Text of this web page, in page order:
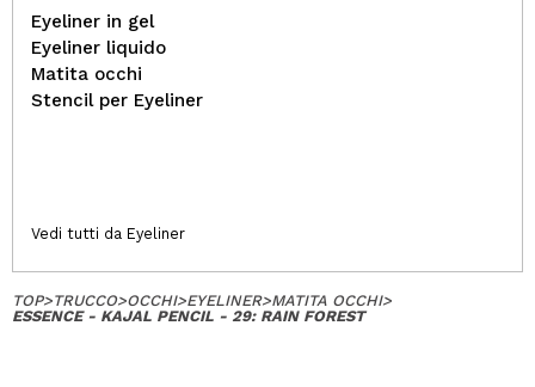
Eyeliner in gel
Eyeliner liquido
Matita occhi
Stencil per Eyeliner
Vedi tutti da Eyeliner
TOP>TRUCCO>OCCHI>EYELINER>MATITA OCCHI>
ESSENCE - KAJAL PENCIL - 29: RAIN FOREST